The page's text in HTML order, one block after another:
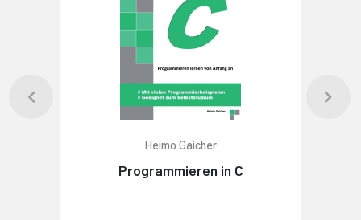
Heimo Gaicher
Programmieren in C